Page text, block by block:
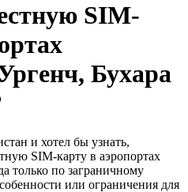
SIM-
Бухара
и хотел бы узнать,
SIM-карту в аэропортах
только по заграничному
или ограничения для